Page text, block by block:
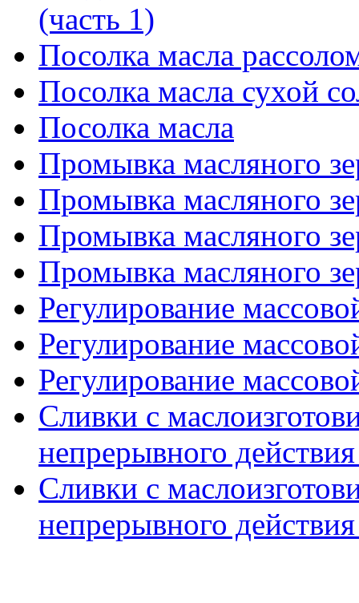
(часть 1)
Посолка масла
Посолка масла сухой
Посолка масла
Промывка масляного
Промывка масляного
Промывка масляного
Промывка масляного
Регулирование
Регулирование
Регулирование
Сливки с
непрерывного
Сливки с
непрерывного